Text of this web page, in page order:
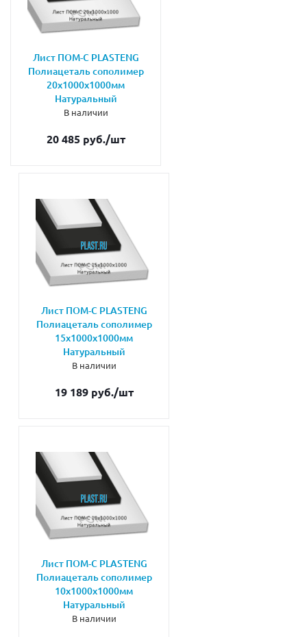
Лист ПОМ-С PLASTENG
Полиацеталь сополимер
20х1000х1000мм
Натуральный
В наличии
20 485 руб./шт
Лист ПОМ-С PLASTENG
Полиацеталь сополимер
15х1000х1000мм
Натуральный
В наличии
19 189 руб./шт
Лист ПОМ-С PLASTENG
Полиацеталь сополимер
10х1000х1000мм
Натуральный
В наличии